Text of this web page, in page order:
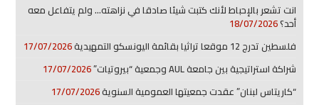
انت تشعر بالإحباط لأنك كتبت شيئا صادقا في نزاهته… ولم يتفاعل معه
أحد؟18/07/2026
فلسطين تدرج 12 موقعا تراثيا بقائمة اليونسكو التمهيدية
17/07/2026
شراكة استراتيجية بين جامعة AUL وجمعية “بيروتيات”
17/07/2026
“كاريتاس لبنان” عقدت جمعيتها العمومية السنوية17/07/2026